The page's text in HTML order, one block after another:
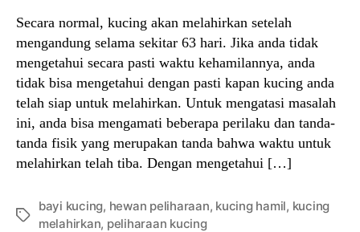
Secara normal, kucing akan melahirkan setelah
mengandung selama sekitar 63 hari. Jika anda tidak
mengetahui secara pasti waktu kehamilannya, anda
tidak bisa mengetahui dengan pasti kapan kucing anda
telah siap untuk melahirkan. Untuk mengatasi masalah
ini, anda bisa mengamati beberapa perilaku dan tanda-
tanda fisik yang merupakan tanda bahwa waktu untuk
melahirkan telah tiba. Dengan mengetahui […]
Tags
bayi kucing, hewan peliharaan, kucing hamil, kucing
melahirkan, peliharaan kucing